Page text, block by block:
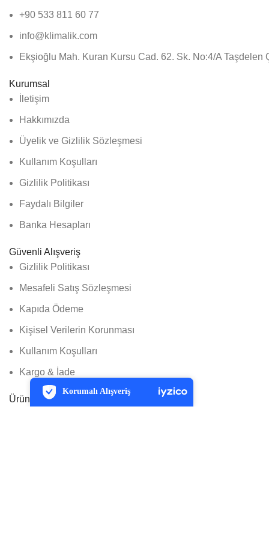
Korumalı Alışveriş
PCI-DSS Ödeme Güvenliği
7/24 Canlı Destek
iyzico Korumalı Alışveriş
+90 533 811 60 77
info@klimalik.com
Ekşioğlu Mah. Kuran Kursu Cad. 62. Sk. No:4/A Taşdelen
Kurumsal
İletişim
Hakkımızda
Üyelik ve Gizlilik Sözleşmesi
Kullanım Koşulları
Gizlilik Politikası
Faydalı Bilgiler
Banka Hesapları
Güvenli Alışveriş
Gizlilik Politikası
Mesafeli Satış Sözleşmesi
Kapıda Ödeme
Kişisel Verilerin Korunması
Kullanım Koşulları
Kargo & İade
Ürünler